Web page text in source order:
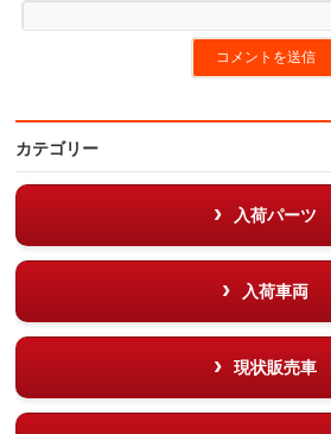
カテゴリー
入荷パーツ
入荷車両
現状販売車